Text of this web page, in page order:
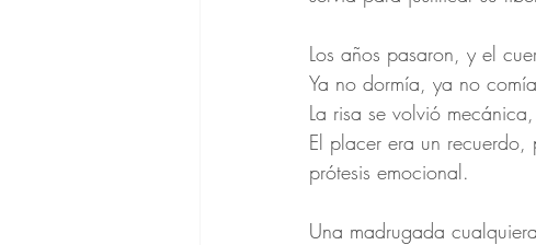
Los años pasaron, y el
Ya no dormía, ya no
La risa se volvió
El placer era un
prótesis emocional.
Una madrugada